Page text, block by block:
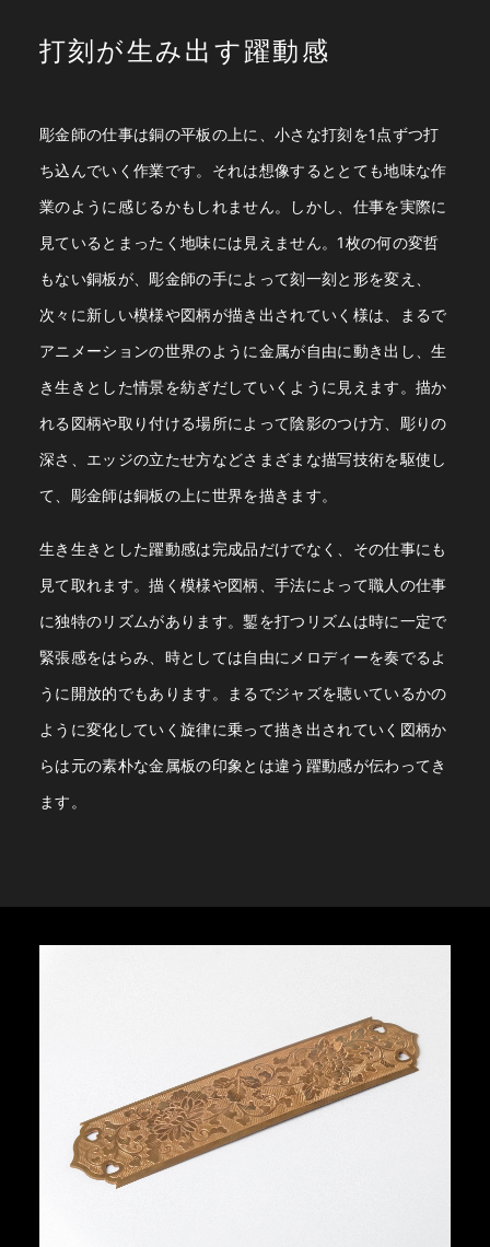
打刻が生み出す躍動感
彫金師の仕事は銅の平板の上に、小さな打刻を1点ずつ打
ち込んでいく作業です。それは想像するととても地味な作
業のように感じるかもしれません。
しかし、仕事を実際に
見ているとまったく地味には見えません。1枚の何の変哲
もない銅板が、彫金師の手によって刻一刻と形を変え、
次々に新しい模様や図柄が描き出されていく様は、まるで
アニメーションの世界のように金属が自由に動き出し、生
き生きとした情景を紡ぎだしていくように見えます。描か
れる図柄や取り付ける場所によって陰影のつけ方、彫りの
深さ、エッジの立たせ方などさまざまな描写技術を駆使し
て、彫金師は銅板の上に世界を描きます。
生き生きとした躍動感は完成品だけでなく、その仕事にも
見て取れます。描く模様や図柄、手法によって職人の仕事
に独特のリズムがあります。鏨を打つリズムは時に一定で
緊張感をはらみ、時としては自由にメロディーを奏でるよ
うに開放的でもあります。まるでジャズを聴いているかの
ように変化していく旋律に乗って描き出されていく図柄か
らは元の素朴な金属板の印象とは違う躍動感が伝わってき
ます。